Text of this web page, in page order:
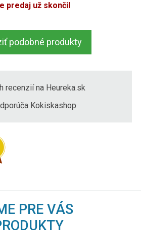
predaj už skončil
podobné produkty
recenzií na Heureka.sk
Kokiskashop
PRE VÁS